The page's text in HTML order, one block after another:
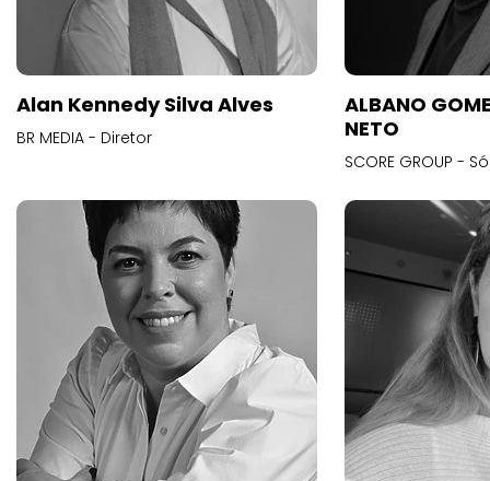
Alan Kennedy Silva Alves
BR MEDIA - Diretor
ALBANO
NETO
SCORE GROUP -